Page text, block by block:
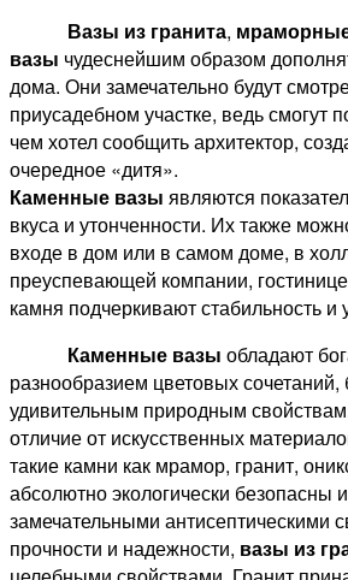
Вазы из гранита,
вазы чудеснейшим образом
дома. Они замечательно будут
приусадебном участке, ведь смогут
чем хотел сообщить архитектор,
очередное «дитя».
Каменные вазы являются
вкуса и утонченности. Их также
входе в дом или в самом доме, в
преуспевающей компании,
камня подчеркивают стабильность и
Каменные вазы обладают
разнообразием цветовых сочетаний,
удивительным природным
отличие от искусственных
такие камни как мрамор, гранит,
абсолютно экологически безопасны
замечательными антисептическими
прочности и надежности, вазы из